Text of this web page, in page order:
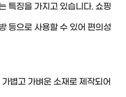
특징을 가지고 있습니다. 쇼핑
등으로 사용할 수 있어 편의성
볍고 가벼운 소재로 제작되어